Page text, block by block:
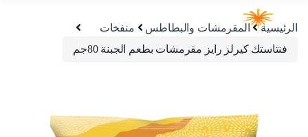
الرئيسية المقرمشات والبطاطس
منفخات
فنتاستك كيرلز رايز مقرمشات بطعم الجبنة 80جم